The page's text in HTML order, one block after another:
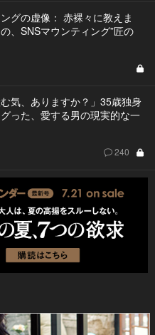
グの虚像： 赤裸々に教えま
、SNSマウンティング”匠の
む気、ありますか？」35歳独身
った、愛する男の現実的な一
240